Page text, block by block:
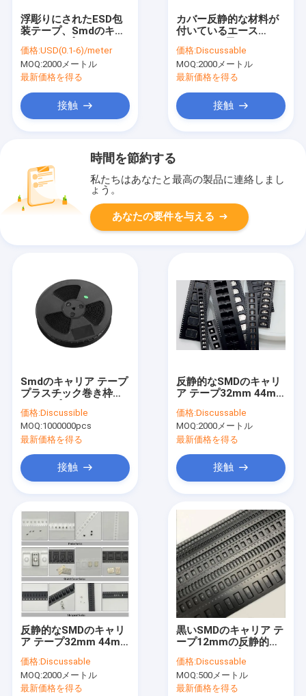
浮彫りにされたESD包
装テープ、Smdのキャ
24mm 32mm
価格:USD(0.1-6)/meter
MOQ:2000メートル
最新価格を得る
接触
カバー反静的な材料が
付いているエース
キャリア テープ
価格:Discussable
MOQ:2000メートル
最新価格を得る
接触
時間を節約する
私たちはあなたと最高の製品に連絡しまし
ょう。
あなたの要件を与える
Smdのキャリア テープ
プラスチック巻き枠お
価格:Discussible
MOQ:1000000pcs
最新価格を得る
接触
反静的なSMDのキャリ
ア テープ32mm 44mm
幅
価格:Discussable
MOQ:2000メートル
最新価格を得る
接触
反静的なSMDのキャリ
ア テープ32mm 44mm
幅
価格:Discussable
MOQ:2000メートル
最新価格を得る
黒いSMDのキャリア テ
ープ12mmの反静的な
PSペット材料
価格:Discussable
MOQ:500メートル
最新価格を得る